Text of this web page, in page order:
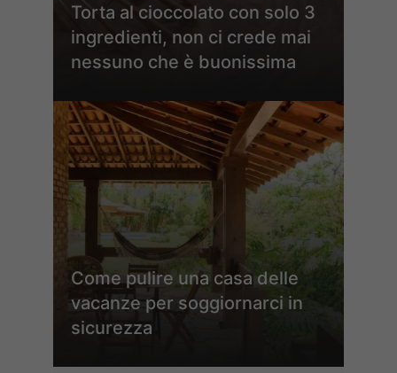
Torta al cioccolato con solo 3
ingredienti, non ci crede mai
nessuno che è buonissima
Come pulire una casa delle
vacanze per soggiornarci in
sicurezza